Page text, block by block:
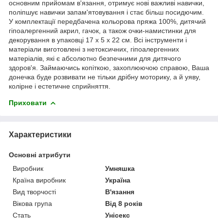
основним прийомам в'язання, отримує нові важливі навички,
поліпшує навички запам'ятовування і стає більш посидючим.
У комплектації передбачена кольорова пряжа 100%, дитячий
гіпоалергенний акрил, гачок, а також очки-намистинки для
декорування в упаковці 17 х 5 х 22 см. Всі інструменти і
матеріали виготовлені з нетоксичних, гіпоалергенних
матеріалів, які є абсолютно безпечними для дитячого
здоров'я. Займаючись копіткою, захоплюючою справою, Ваша
донечка буде розвивати не тільки дрібну моторику, а й уяву,
колірне і естетичне сприйняття.
Приховати
Характеристики
Основні атрибути
Виробник
Умняшка
Країна виробник
Україна
Вид творчості
В'язання
Вікова група
Від 8 років
Стать
Унісекс